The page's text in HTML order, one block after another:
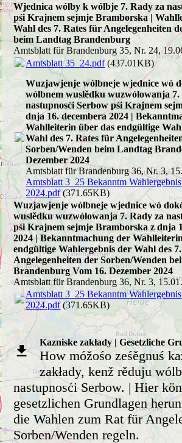
Wjednica wólby k wólbje 7. Rady za
pśi Krajnem sejmje Bramborska |
Wahl des 7. Rates für Angelegenheiten
beim Landtag Brandenburg
Amtsblatt für Brandenburg 35, Nr. 24,
Amtsblatt 35_24.pdf(437.01KB)
Wuzjawjenje wólbneje wjednice wó
wólbnem wuslědku wuzwólowanja 7.
nastupnosći Serbow pśi Krajnem
dnja 16. decembera 2024 |
Wahlleiterin über das endgültige
Wahl des 7. Rates für
Sorben/Wenden beim Landtag
Dezember 2024
Amtsblatt für Brandenburg 36, Nr. 3,
Amtsblatt 3_25 Bekanntm Wahlergebnis
2024.pdf(371.65KB)
Wuzjawjenje wólbneje wjednice wó
wuslědku wuzwólowanja 7. Rady za
pśi Krajnem sejmje Bramborska z dnja
2024 | Bekanntmachung der
endgültige Wahlergebnis der Wahl des
Angelegenheiten der Sorben/Wenden
Brandenburg Vom 16. Dezember 2024
Amtsblatt für Brandenburg 36, Nr. 3,
Amtsblatt 3_25 Bekanntm Wahlergebnis
2024.pdf(371.65KB)
Kazniske zakłady | Gesetzliche
How móžośo ześěgnuś
zakłady, kenž rěduju
nastupnosći Serbow. | Hier
gesetzlichen Grundlagen
die Wahlen zum Rat für
Sorben/Wenden regeln.